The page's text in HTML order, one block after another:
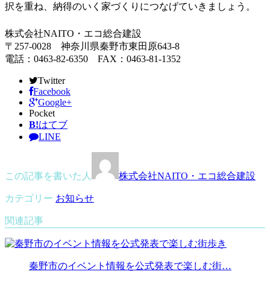
択を重ね、納得のいく家づくりにつなげていきましょう。
株式会社NAITO・エコ総合建設
〒257-0028 神奈川県秦野市東田原643-8
電話：0463-82-6350 FAX：0463-81-1352
Twitter
Facebook
Google+
Pocket
B!はてブ
LINE
この記事を書いた人 株式会社NAITO・エコ総合建設
カテゴリー お知らせ
関連記事
秦野市のイベント情報を公式発表で楽しむ街…